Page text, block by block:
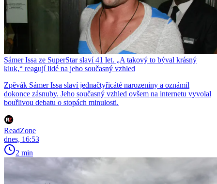
Sámer Issa ze SuperStar slaví 41 let. „A takový to býval krásný
kluk,“ reagují lidé na jeho současný vzhled
Zpěvák Sámer Issa slaví jednačtyřicáté narozeniny a oznámil
dokonce zásnuby. Jeho současný vzhled ovšem na internetu vyvolal
bouřlivou debatu o stopách minulosti.
ReadZone
dnes, 16:53
2 min